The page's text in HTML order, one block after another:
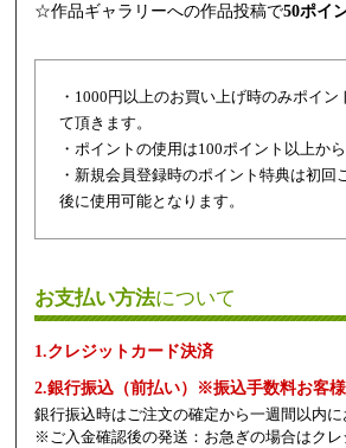
☆作品ギャラリーへの作品投稿で50ポイ
・1000円以上のお買い上げ時のみポイ
て頂きます。
・ポイントの使用は100ポイント以上か
・新規会員登録時のポイント特典は初回
後に使用可能となります。
お支払い方法について
1.クレジットカード決済
2.銀行振込（前払い）※振込手数料お客
銀行振込時はご注文の確定から一週間以内に
※ご入金確認後の発送：お急ぎの場合はク